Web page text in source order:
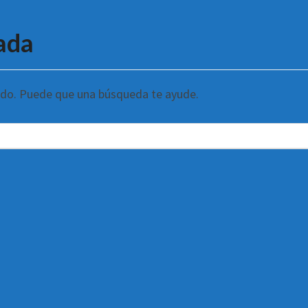
Puede que una búsqueda te ayude.